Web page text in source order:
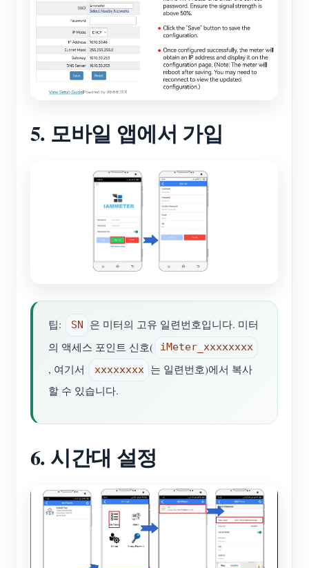
5. 모바일 앱에서 가입
팁: SN
은 미터의 고유 일련번호입니다. 미터
의 액세스 포인트 신호(
iMeter_xxxxxxxx
, 여기서 xxxxxxxx 는 일련번호)에서 복사
할 수 있습니다.
6. 시간대 설정